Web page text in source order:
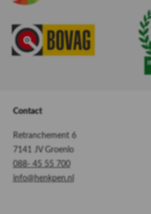
Contact
Retranchement 6
7141 JV Groenlo
088- 45 55 700
info@henkpen.nl